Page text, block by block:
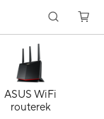
ASUS WiFi
routerek